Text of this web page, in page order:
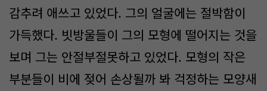
감추려 애쓰고 있었다. 그의 얼굴에는 절박함이
가득했다. 빗방울들이 그의 모형에 떨어지는 것을
보며 그는 안절부절못하고 있었다. 모형의 작은
부분들이 비에 젖어 손상될까 봐 걱정하는 모양새